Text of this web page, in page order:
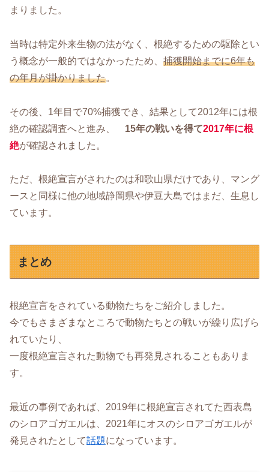
まりました。
当時は特定外来生物の法がなく、根絶するための駆除とい
う概念が一般的ではなかったため、 捕獲開始までに6年も
の年月が掛かりました。
その後、1年目で70%捕獲でき、結果として2012年には根
絶の確認調査へと進み、 15年の戦いを得て2017年に根
絶が確認されました。
ただ、根絶宣言がされたのは和歌山県だけであり、マング
ースと同様に他の地域静岡県や伊豆大島ではまだ、生息し
ています。
まとめ
根絶宣言をされている動物たちをご紹介しました。
今でもさまざまなところで動物たちとの戦いが繰り広げら
れていたり、
一度根絶宣言された動物でも再発見されることもありま
す。
最近の事例であれば、2019年に根絶宣言されてた西表島
のシロアゴガエルは、2021年にオスのシロアゴガエルが
発見されたとして話題になっています。